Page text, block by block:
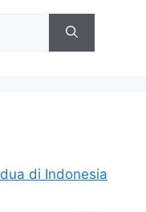
di Indonesia